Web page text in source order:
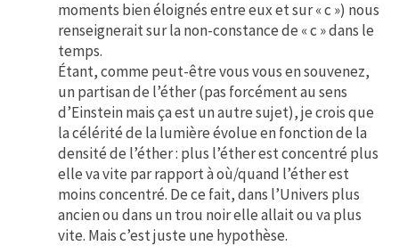
moments bien éloignés entre eux et sur « c ») nous
renseignerait sur la non-constance de « c » dans le
temps.
Étant, comme peut-être vous vous en souvenez,
un partisan de l’éther (pas forcément au sens
d’Einstein mais ça est un autre sujet), je crois que
la célérité de la lumière évolue en fonction de la
densité de l’éther : plus l’éther est concentré plus
elle va vite par rapport à où/quand l’éther est
moins concentré. De ce fait, dans l’Univers plus
ancien ou dans un trou noir elle allait ou va plus
vite. Mais c’est juste une hypothèse.